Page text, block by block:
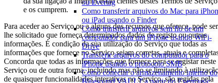
ou Evertag
Como transferir arquivos do Mac para
ou iPad usando o Finder
Como transferir arquivos sem fio de um
computador para um iPhone usando WiFi-
Drive
Transferir arquivos do computador para o
iPhone usando o protocolo SMB
Como conectar o armazenamento interno do
Bluesound VAULT a partir do Evermusic,
e os cumprem.
Para aceder ao Serviço ou a alguns dos recursos que oferece, pode
lhe solicitado que forneça determinados dados de registo ou outras
informações. É condição da sua utilização do Serviço que todas as
informações que fornece no Serviço sejam corretas, atuais e
Concorda que todas as informações que fornece para se registar neste
Serviço ou de outra forma, incluindo mas não se limitando à
de quaisquer funcionalidades interativas no Serviço, são regidas pela